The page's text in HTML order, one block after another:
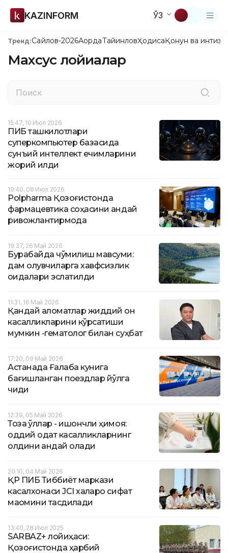
KAZINFORM ЎЗ
Тренд:Сайлов-2026АқордаТайинловҲодисаҚонун ва
Махсус лойиҳалар
15:47, 10 Июл 2026
ПИБ ташкилотлари
суперкомпьютер базасида
сунъий интеллект ечимларини
жорий қилди
19:40, 08 Июл 2026
Polpharma Қозоғистонда
фармацевтика соҳасини қандай
ривожлантирмоқда
19:37, 26 Май 2026
Бурабайда чўмилиш мавсуми:
дам олувчиларга хавфсизлик
қоидалари эслатилди
11:31, 16 Май 2026
Қандай аломатлар жиддий қон
касалликларини кўрсатиши
мумкин -гематолог билан суҳбат
17:20, 09 Май 2026
Астанада Ғалаба кунига
бағишланган поездлар йўлга
чиқди
12:39, 05 Май 2026
Тоза қўллар - ишончли ҳимоя:
оддий одат касалликларнинг
олдини қандай олади
20:10, 04 Май 2026
ҚР ПИБ Тиббиёт маркази
касалхонаси JCI халқаро сифат
мақомини тасдиқлади
13:40, 28 Июл 2025
SARBAZ+ лойиҳаси:
Қозоғистонда ҳарбий